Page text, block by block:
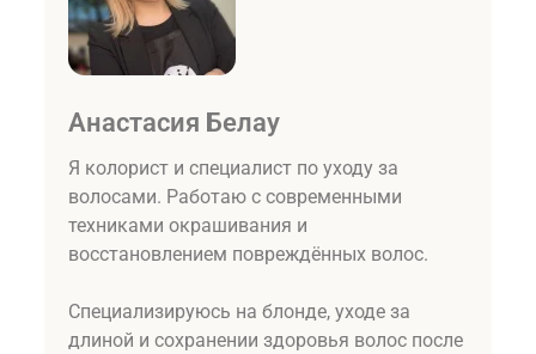
Анастасия Белау
Я колорист и специалист по уходу за
волосами. Работаю с современными
техниками окрашивания и
восстановлением повреждённых волос.
Специализируюсь на блонде, уходе за
длиной и сохранении здоровья волос после